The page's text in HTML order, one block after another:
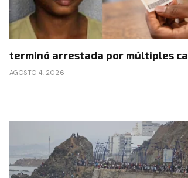
terminó arrestada por múltiples
AGOSTO 4, 2026